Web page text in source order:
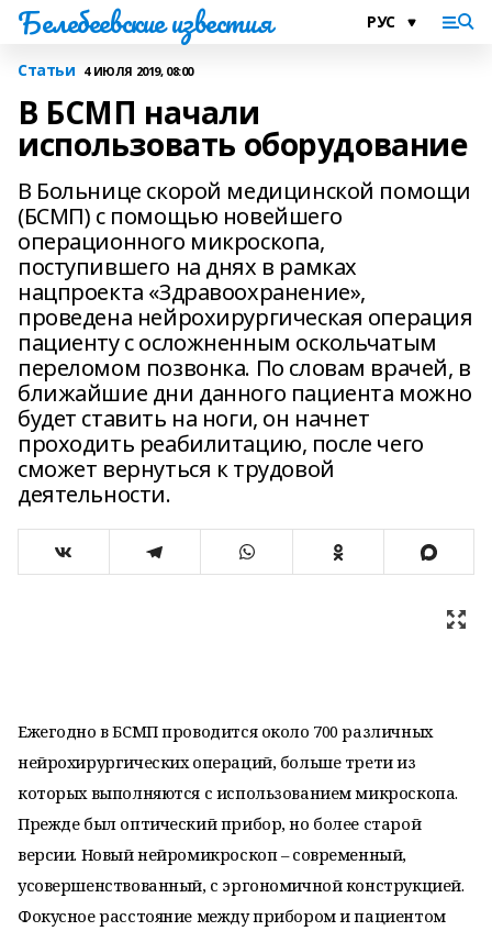
Белебеевские известия
Статьи 4 ИЮЛЯ 2019, 08:00
В БСМП начали
использовать оборудование
В Больнице скорой медицинской помощи
(БСМП) с помощью новейшего
операционного микроскопа,
поступившего на днях в рамках
нацпроекта «Здравоохранение»,
проведена нейрохирургическая операция
пациенту с осложненным оскольчатым
переломом позвонка. По словам врачей, в
ближайшие дни данного пациента можно
будет ставить на ноги, он начнет
проходить реабилитацию, после чего
сможет вернуться к трудовой
деятельности.
Ежегодно в БСМП проводится около 700 различных
нейрохирургических операций, больше трети из
которых выполняются с использованием микроскопа.
Прежде был оптический прибор, но более старой
версии. Новый нейромикроскоп – современный,
усовершенствованный, с эргономичной конструкцией.
Фокусное расстояние между прибором и пациентом